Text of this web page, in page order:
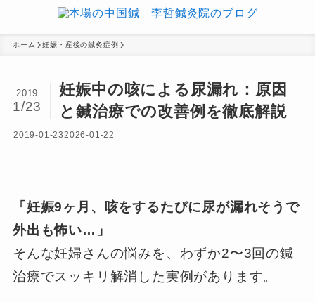
ホーム 妊娠・産後の鍼灸症例
妊娠中の咳による尿漏れ：原因
と鍼治療での改善例を徹底解説
2019
1/23
2019-01-232026-01-22
「妊娠9ヶ月、咳をするたびに尿が漏れそうで
外出も怖い…」
そんな妊婦さんの悩みを、わずか2〜3回の鍼
治療でスッキリ解消した実例があります。